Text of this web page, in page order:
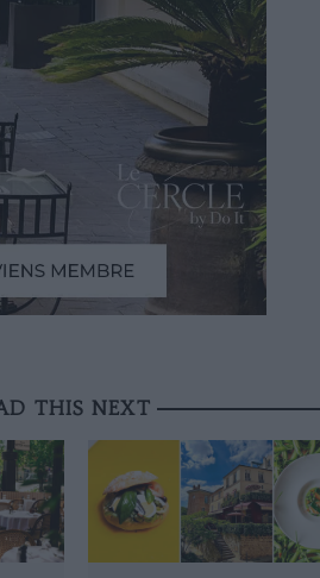
THIS NEXT